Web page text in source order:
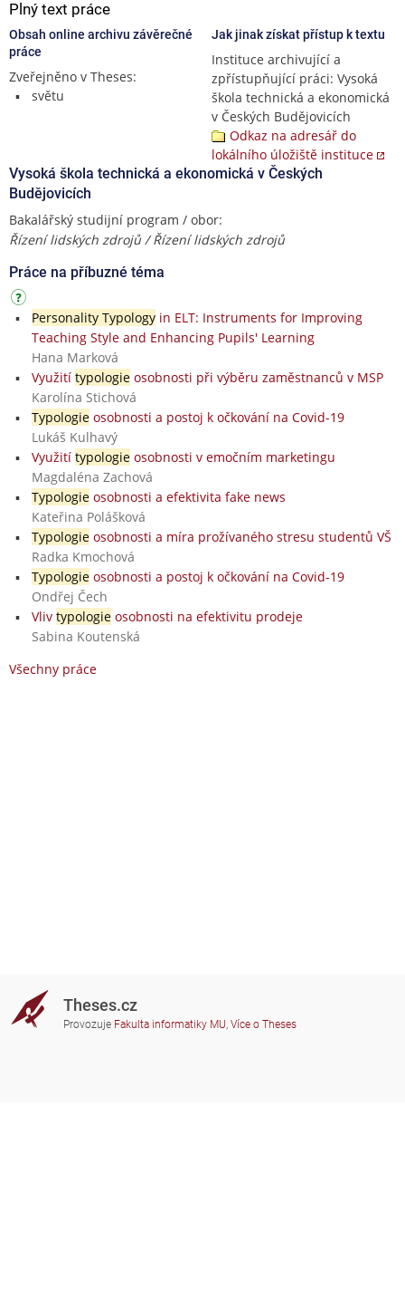
Plný text práce
Obsah online archivu závěrečné
práce
Zveřejněno v Theses:
světu
Jak jinak získat přístup k textu
Instituce archivující a
zpřístupňující práci: Vysoká
škola technická a ekonomická
v Českých Budějovicích
Odkaz na adresář do
lokálního úložiště instituce
Vysoká škola technická a ekonomická v Českých
Budějovicích
Bakalářský studijní program / obor:
Řízení lidských zdrojů / Řízení lidských zdrojů
Práce na příbuzné téma
Personality Typologyin ELT: Instruments for Improving
Teaching Style and Enhancing Pupils' Learning
Hana Marková
Využití typologieosobnosti při výběru zaměstnanců v MSP
Karolína Stichová
Typologieosobnosti a postoj k očkování na Covid-19
Lukáš Kulhavý
Využití typologieosobnosti v emočním marketingu
Magdaléna Zachová
Typologieosobnosti a efektivita fake news
Kateřina Polášková
Typologieosobnosti a míra prožívaného stresu studentů VŠ
Radka Kmochová
Typologieosobnosti a postoj k očkování na Covid-19
Ondřej Čech
Vliv typologieosobnosti na efektivitu prodeje
Sabina Koutenská
Všechny práce
Theses.cz
Provozuje Fakulta informatiky MU, Více o Theses